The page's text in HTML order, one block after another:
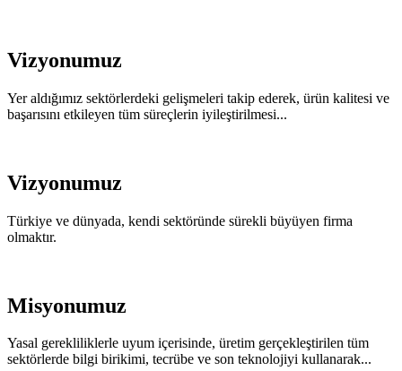
Vizyonumuz
Yer aldığımız sektörlerdeki gelişmeleri takip ederek, ürün kalitesi ve
başarısını etkileyen tüm süreçlerin iyileştirilmesi...
Vizyonumuz
Türkiye ve dünyada, kendi sektöründe sürekli büyüyen firma
olmaktır.
Misyonumuz
Yasal gerekliliklerle uyum içerisinde, üretim gerçekleştirilen tüm
sektörlerde bilgi birikimi, tecrübe ve son teknolojiyi kullanarak...